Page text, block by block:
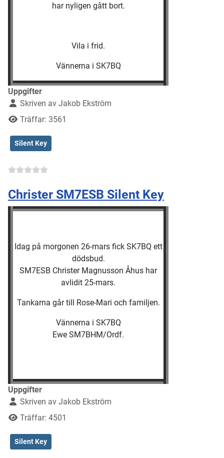
har nyligen gått bort.
Vila i frid.
Vännerna i SK7BQ
Uppgifter
Skriven av Jakob Ekström
Träffar: 3561
Silent Key
Christer SM7ESB Silent Key
Idag på morgonen 26-mars fick SK7BQ ett
dödsbud.
SM7ESB Christer Magnusson Åhus har
avlidit 25-mars.
Tankarna går till Rose-Mari och familjen.
Vännerna i SK7BQ
Ewe SM7BHM/Ordf.
Uppgifter
Skriven av Jakob Ekström
Träffar: 4501
Silent Key